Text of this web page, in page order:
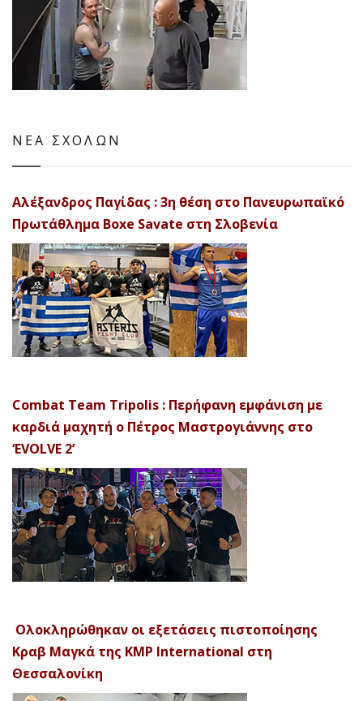
ΝΕΑ ΣΧΟΛΩΝ
Αλέξανδρος Παγίδας : 3η θέση στο Πανευρωπαϊκό
Πρωτάθλημα Boxe Savate στη Σλοβενία
Combat Team Tripolis : Περήφανη εμφάνιση με
καρδιά μαχητή ο Πέτρος Μαστρογιάννης στο
‘EVOLVE 2’
Ολοκληρώθηκαν οι εξετάσεις πιστοποίησης
Κραβ Μαγκά της KMP International στη
Θεσσαλονίκη